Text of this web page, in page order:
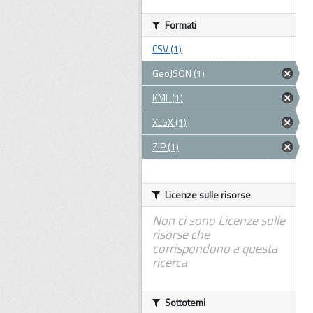
Formati
CSV (1)
GeoJSON (1)
KML (1)
XLSX (1)
ZIP (1)
Licenze sulle risorse
Non ci sono Licenze sulle
risorse che
corrispondono a questa
ricerca
Sottotemi